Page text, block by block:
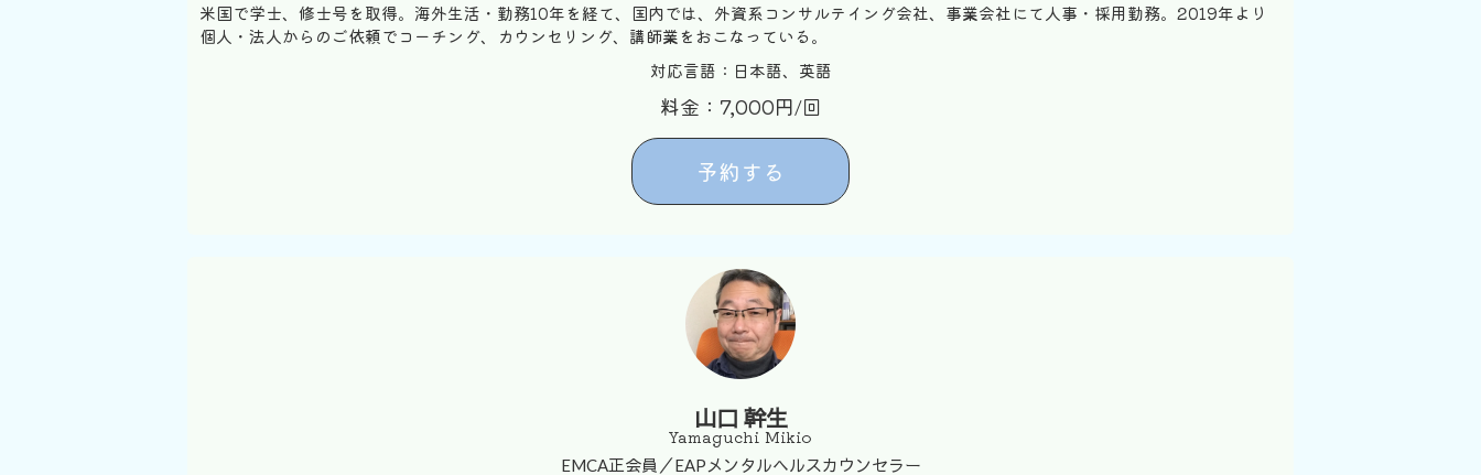
米国で学士、修士号を取得。海外生活・勤務10年を経て、国内では、外資系コンサルテイング会社、事業会社にて人事・採用勤務。2019年より
個人・法人からのご依頼でコーチング、カウンセリング、講師業をおこなっている。
対応言語：日本語、英語
料金：7,000円/回
予約する
山口 幹生
Yamaguchi Mikio
EMCA正会員／EAPメンタルヘルスカウンセラー